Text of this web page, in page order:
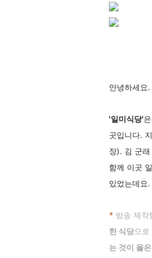
안녕하세요.
'일미식당'
곳입니다.
장). 김 군
함께 이곳
있었는데요
* 방송 제작
한 식당으
는 것이 옳